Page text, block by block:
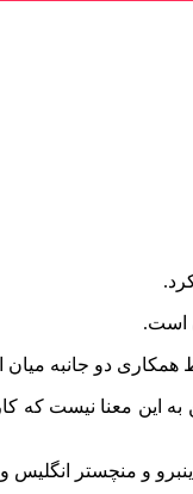
است.
دو جانبه میان
این معنا نیست که
و منچستر انگلیس